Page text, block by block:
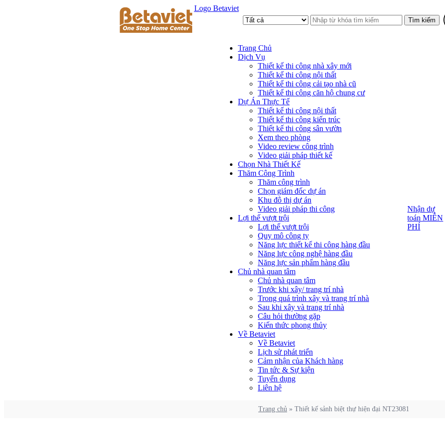
Logo Betaviet
Trang Chủ
Dịch Vụ
Thiết kế thi công nhà xây mới
Thiết kế thi công nội thất
Thiết kế thi công cải tạo nhà cũ
Thiết kế thi công căn hộ chung cư
Dự Án Thực Tế
Thiết kế thi công nội thất
Thiết kế thi công kiến trúc
Thiết kế thi công sân vườn
Xem theo phòng
Video review công trình
Video giải pháp thiết kế
Chọn Nhà Thiết Kế
Thăm Công Trình
Thăm công trình
Chọn giám đốc dự án
Khu đô thị dự án
Video giải pháp thi công
Lợi thế vượt trội
Lợi thế vượt trội
Quy mô công ty
Năng lực thiết kế thi công hàng đầu
Năng lực công nghệ hàng đầu
Năng lực sản phẩm hàng đầu
Chủ nhà quan tâm
Chủ nhà quan tâm
Trước khi xây/ trang trí nhà
Trong quá trình xây và trang trí nhà
Sau khi xây và trang trí nhà
Câu hỏi thường gặp
Kiến thức phong thủy
Về Betaviet
Về Betaviet
Lịch sử phát triển
Cảm nhận của Khách hàng
Tin tức & Sự kiện
Tuyển dụng
Liên hệ
Nhận dự
toán MIỄN
PHÍ
Trang chủ » Thiết kế sảnh biệt thự hiện đại NT23081